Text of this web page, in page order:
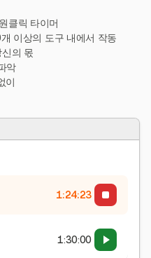
클릭 타이머
이상의 도구 내에서 작동
의 몫
악
이
1:24:24
1:30:00